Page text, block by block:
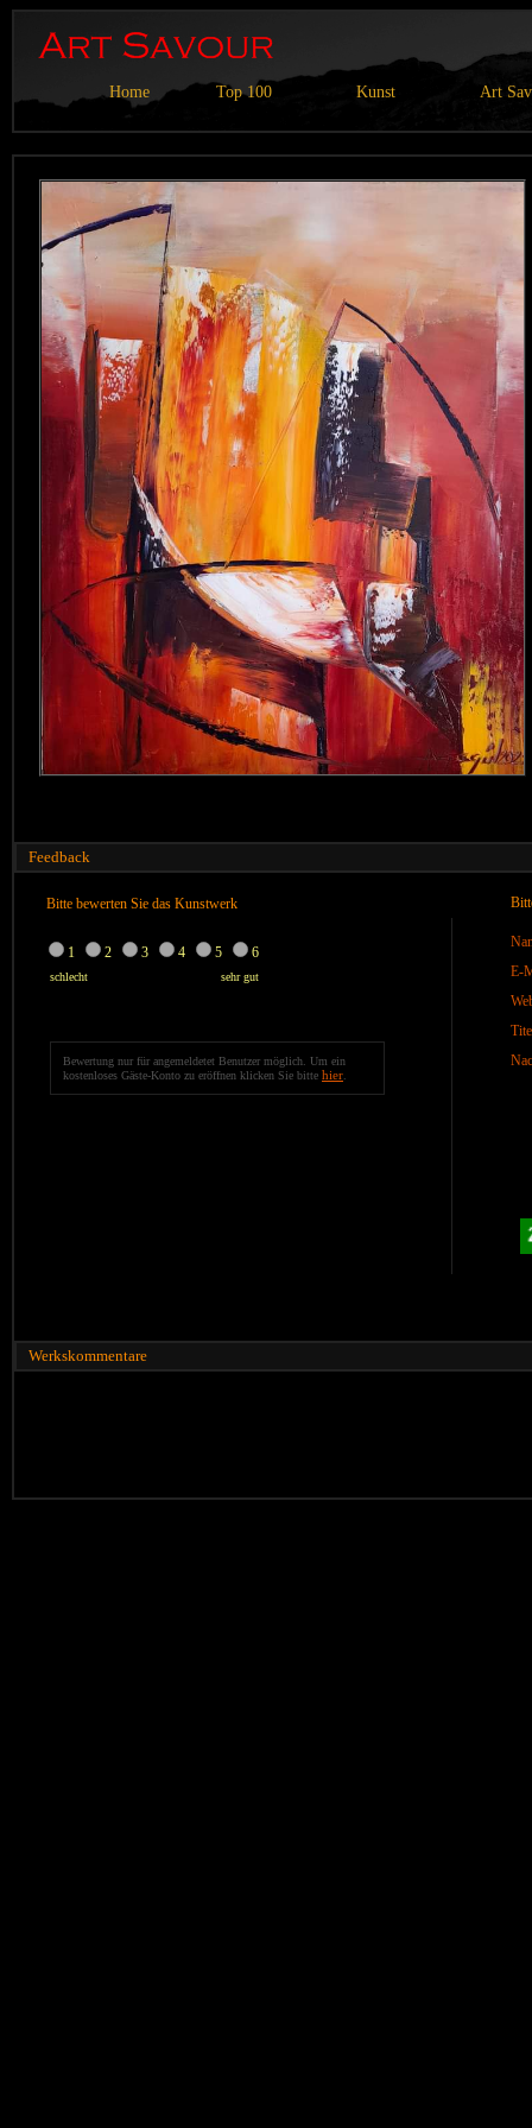
Home Top 100 Kunst Art
Feedback
Bitte bewerten Sie das Kunstwerk
1 2 3 4 5 6
schlecht sehr gut
Bewertung nur für angemeldetet Benutzer möglich. Um ein
kostenloses Gäste-Konto zu eröffnen klicken Sie bitte hier
E-
Werkskommentare